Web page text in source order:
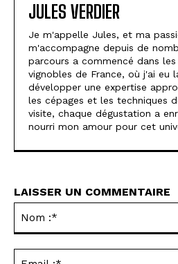
JULES VERDIER
Je m'appelle Jules, et ma
m'accompagne depuis de
parcours a commencé dans
vignobles de France, où j'ai eu
développer une expertise
les cépages et les techniques
visite, chaque dégustation a
nourri mon amour pour cet
LAISSER UN COMMENTAIRE